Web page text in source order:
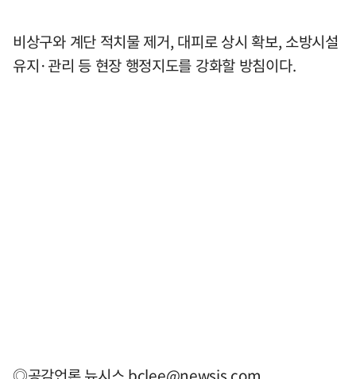
비상구와 계단 적치물 제거, 대피로 상시 확보, 소방시설
유지·관리 등 현장 행정지도를 강화할 방침이다.